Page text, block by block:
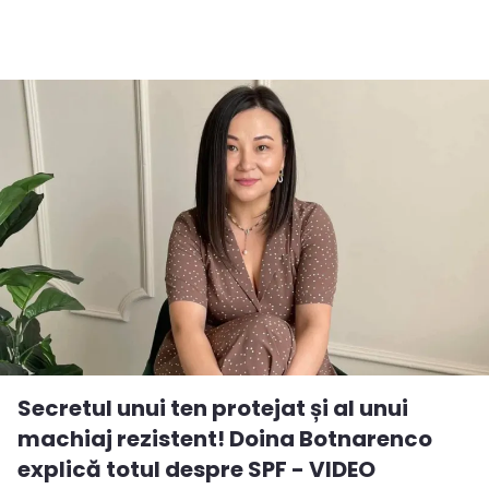
Secretul unui ten protejat și al unui
machiaj rezistent! Doina Botnarenco
explică totul despre SPF - VIDEO